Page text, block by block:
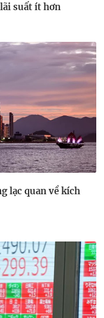
suất ít hơn
lạc quan về kích